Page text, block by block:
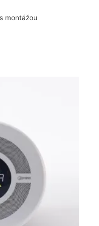
montážou